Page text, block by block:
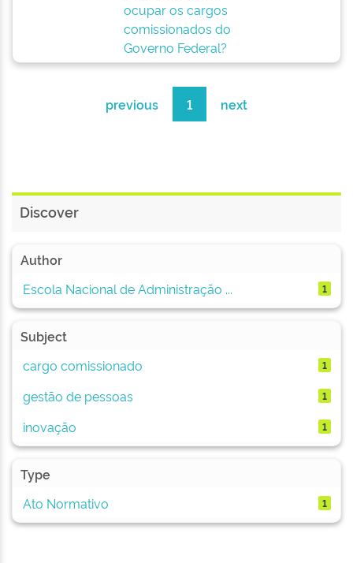
ocupar os cargos
comissionados do
Governo Federal?
previous 1 next
Discover
Author
Escola Nacional de Administração ...
1
Subject
cargo comissionado
1
gestão de pessoas 1
inovação 1
Type
Ato Normativo
1